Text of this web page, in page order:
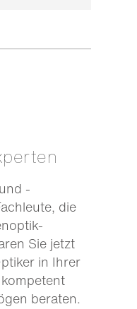
-
die
Sie jetzt
in Ihrer
beraten.